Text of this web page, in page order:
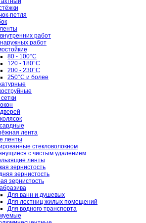
петля
работ
работ
80 - 100°C
120 - 180°C
200 - 230°C
250°C и более
лента
ленты
стекловолокном
с чистым удалением
ленты
зернистость
зернистость
зернистость
Для ванн и душевых
Для лестниц жилых помещений
Для водного транспорта